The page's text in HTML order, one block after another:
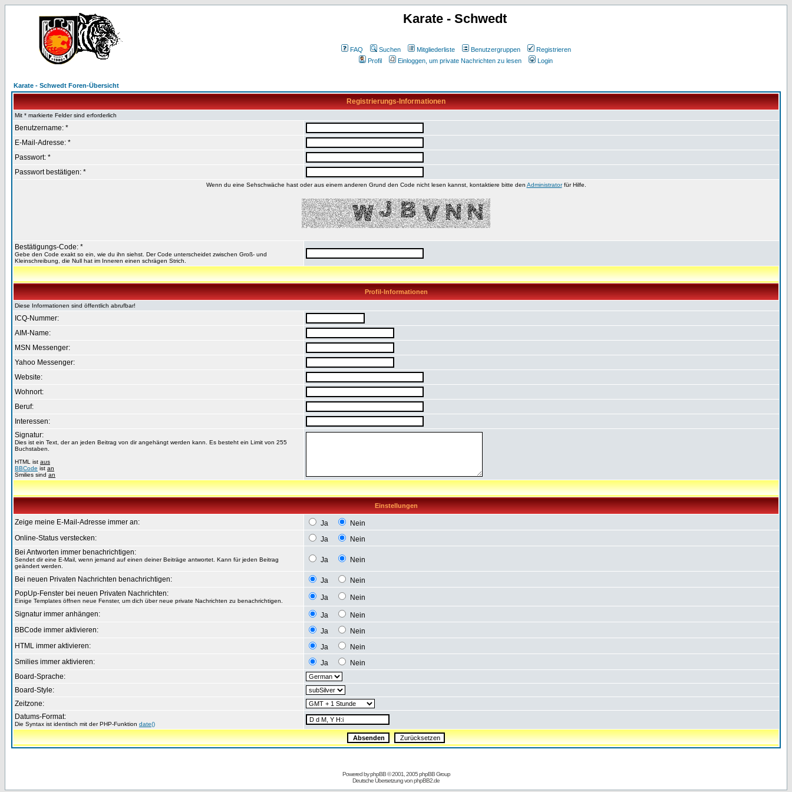
Karate - Schwedt
FAQ Suchen Mitgliederliste Benutzergruppen
Registrieren
Profil
Einloggen, um private Nachrichten zu lesen Login
Karate - Schwedt Foren-Übersicht
Registrierungs-Informationen
Mit * markierte Felder sind erforderlich
Benutzername: *
E-Mail-Adresse: *
Passwort: *
Passwort bestätigen: *
Wenn du eine Sehschwäche hast oder aus einem anderen Grund den Code nicht lesen kannst, kontaktiere bitte den Administratorfür Hilfe.
Bestätigungs-Code: *
Gebe den Code exakt so ein, wie du ihn siehst. Der Code unterscheidet zwischen Groß- und
Kleinschreibung, die Null hat im Inneren einen schrägen Strich.
Profil-Informationen
Diese Informationen sind öffentlich abrufbar!
ICQ-Nummer:
AIM-Name:
MSN Messenger:
Yahoo Messenger:
Website:
Wohnort:
Beruf:
Interessen:
Signatur:
Dies ist ein Text, der an jeden Beitrag von dir angehängt werden kann. Es besteht ein Limit von 255
Buchstaben.
HTML ist aus
BBCode ist an
Smilies sind an
Einstellungen
Zeige meine E-Mail-Adresse immer an: Ja
Nein
Online-Status verstecken:
Ja
Nein
Bei Antworten immer benachrichtigen:
Sendet dir eine E-Mail, wenn jemand auf einen deiner Beiträge antwortet. Kann für jeden Beitrag
geändert werden.
Ja Nein
Bei neuen Privaten Nachrichten benachrichtigen: Ja
Nein
PopUp-Fenster bei neuen Privaten Nachrichten:
Einige Templates öffnen neue Fenster, um dich über neue private Nachrichten zu benachrichtigen. Ja
Nein
Signatur immer anhängen:
Ja
Nein
BBCode immer aktivieren:
Ja
Nein
HTML immer aktivieren:
Ja
Nein
Smilies immer aktivieren:
Ja
Nein
Board-Sprache:
Board-Style:
Zeitzone:
Datums-Format:
Die Syntax ist identisch mit der PHP-Funktion date()
Powered byphpBB© 2001, 2005 phpBB Group
Deutsche Übersetzung vonphpBB2.de